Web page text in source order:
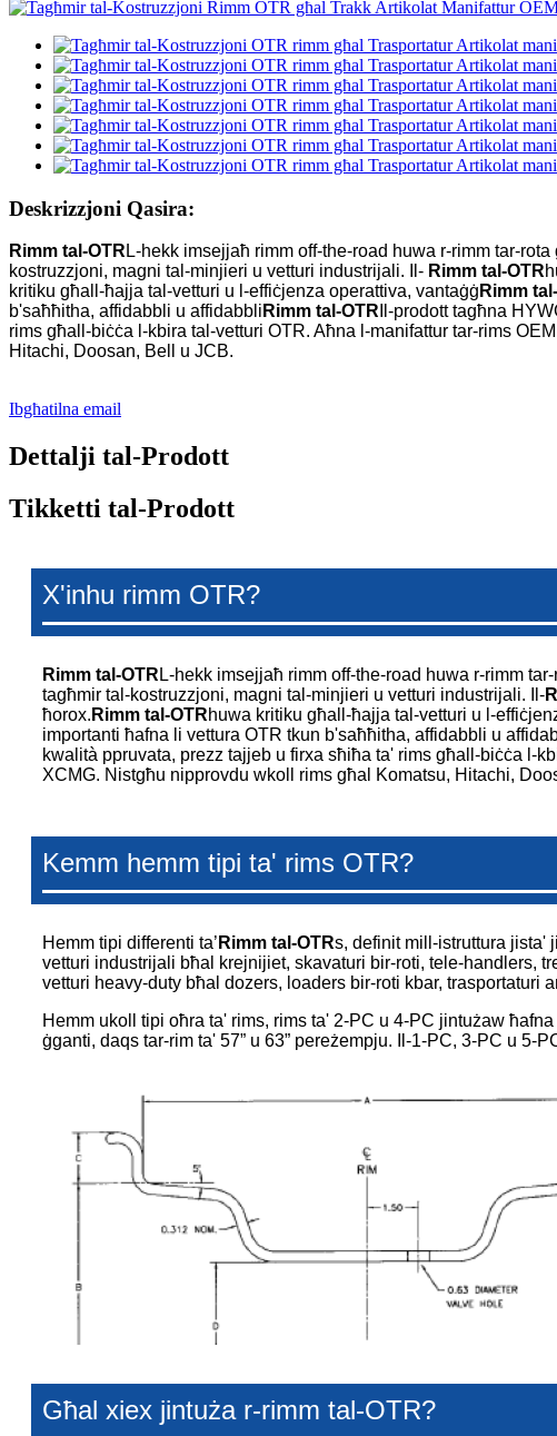
Deskrizzjoni Qasira:
Rimm tal-OTRL-hekk imsejjaħ rimm off-the-road huwa r-rimm tar-
kostruzzjoni, magni tal-minjieri u vetturi industrijali. Il- Rimm tal-OTR
kritiku għall-ħajja tal-vetturi u l-effiċjenza operattiva, vantaġġ Rimm
b'saħħitha, affidabbli u affidabbli Rimm tal-OTR Il-prodott tagħna
rims għall-biċċa l-kbira tal-vetturi OTR. Aħna l-manifattur tar-rims
Hitachi, Doosan, Bell u JCB.
Ibgħatilna email
Dettalji tal-Prodott
Tikketti tal-Prodott
X'inhu rimm OTR?
Rimm tal-OTR L-hekk imsejjaħ rimm off-the-road huwa r-rimm
tagħmir tal-kostruzzjoni, magni tal-minjieri u vetturi industrijali. Il-
ħorox. Rimm tal-OTRhuwa kritiku għall-ħajja tal-vetturi u l-
importanti ħafna li vettura OTR tkun b'saħħitha, affidabbli u
kwalità ppruvata, prezz tajjeb u firxa sħiħa ta' rims għall-biċċa l-
XCMG. Nistgħu nipprovdu wkoll rims għal Komatsu, Hitachi,
Kemm hemm tipi ta' rims OTR?
Hemm tipi differenti ta’ Rimm tal-OTRs, definit mill-istruttura jista'
vetturi industrijali bħal krejnijiet, skavaturi bir-roti, tele-handlers,
vetturi heavy-duty bħal dozers, loaders bir-roti kbar, trasportaturi
Hemm ukoll tipi oħra ta' rims, rims ta' 2-PC u 4-PC jintużaw
ġganti, daqs tar-rim ta' 57” u 63” pereżempju. Il-1-PC, 3-PC u 5-
Għal xiex jintuża r-rimm tal-OTR?